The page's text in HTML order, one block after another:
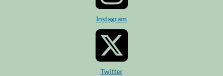
Instagram
Twitter